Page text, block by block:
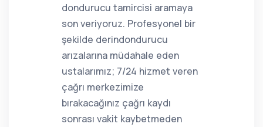
dondurucu tamircisi aramaya
son veriyoruz. Profesyonel bir
şekilde derindondurucu
arızalarına müdahale eden
ustalarımız; 7/24 hizmet veren
çağrı merkezimize
bırakacağınız çağrı kaydı
sonrası vakit kaybetmeden